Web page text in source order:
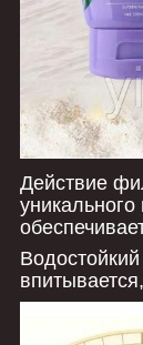
Действие